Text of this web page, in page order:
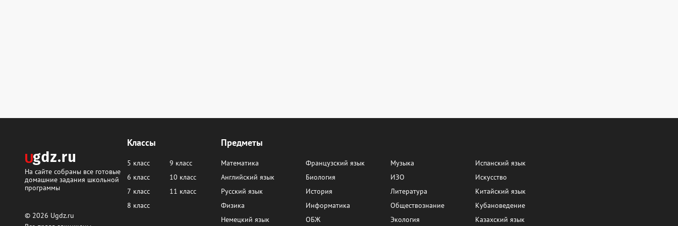
Классы
5 класс
6 класс
7 класс
8 класс
9 класс
10 класс
11 класс
Предметы
Математика
Английский язык
Русский язык
Физика
Немецкий язык
Французский язык
Биология
История
Информатика
ОБЖ
Музыка
ИЗО
Литература
Обществознание
Экология
Испанский язык
Искусство
Китайский язык
Кубановедение
Казахский язык
На сайте собраны все готовые
домашние задания школьной
программы
© 2026 Ugdz.ru